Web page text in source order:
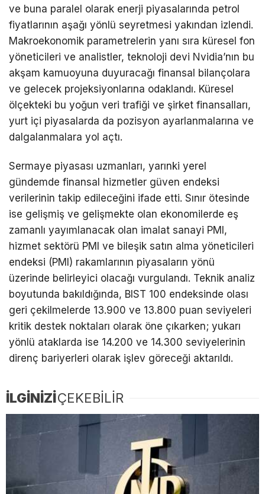
ve buna paralel olarak enerji piyasalarında petrol
fiyatlarının aşağı yönlü seyretmesi yakından izlendi.
Makroekonomik parametrelerin yanı sıra küresel fon
yöneticileri ve analistler, teknoloji devi Nvidia’nın bu
akşam kamuoyuna duyuracağı finansal bilançolara
ve gelecek projeksiyonlarına odaklandı. Küresel
ölçekteki bu yoğun veri trafiği ve şirket finansalları,
yurt içi piyasalarda da pozisyon ayarlanmalarına ve
dalgalanmalara yol açtı.
Sermaye piyasası uzmanları, yarınki yerel
gündemde finansal hizmetler güven endeksi
verilerinin takip edileceğini ifade etti. Sınır ötesinde
ise gelişmiş ve gelişmekte olan ekonomilerde eş
zamanlı yayımlanacak olan imalat sanayi PMI,
hizmet sektörü PMI ve bileşik satın alma yöneticileri
endeksi (PMI) rakamlarının piyasaların yönü
üzerinde belirleyici olacağı vurgulandı. Teknik analiz
boyutunda bakıldığında, BIST 100 endeksinde olası
geri çekilmelerde 13.900 ve 13.800 puan seviyeleri
kritik destek noktaları olarak öne çıkarken; yukarı
yönlü ataklarda ise 14.200 ve 14.300 seviyelerinin
direnç bariyerleri olarak işlev göreceği aktarıldı.
İLGİNİZİÇEKEBİLİR